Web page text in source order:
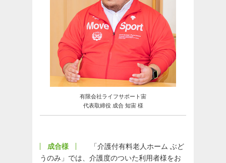
有限会社ライフサポート宙
代表取締役 成合 知宙 様
成合様
「介護付有料老人ホーム ぶど
うのみ」では、介護度のついた利用者様をお